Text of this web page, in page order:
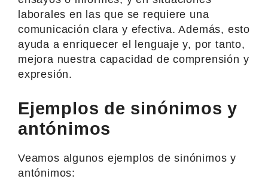
laborales en las que se requiere una
comunicación clara y efectiva. Además, esto
ayuda a enriquecer el lenguaje y, por tanto,
mejora nuestra capacidad de comprensión y
expresión.
Ejemplos de sinónimos y
antónimos
Veamos algunos ejemplos de sinónimos y
antónimos: